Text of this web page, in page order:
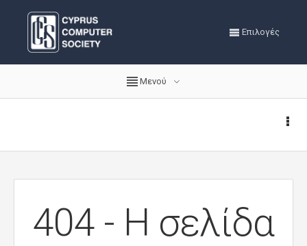
Επιλογές
Μενού
404 - Η σελίδα